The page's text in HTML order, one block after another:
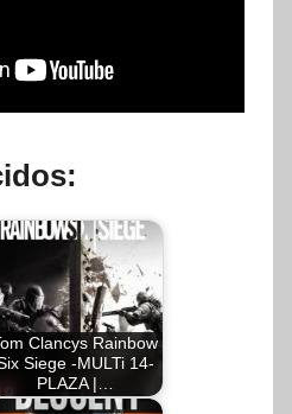
Clancys Rainbow
Siege -MULTi 14-
PLAZA |…